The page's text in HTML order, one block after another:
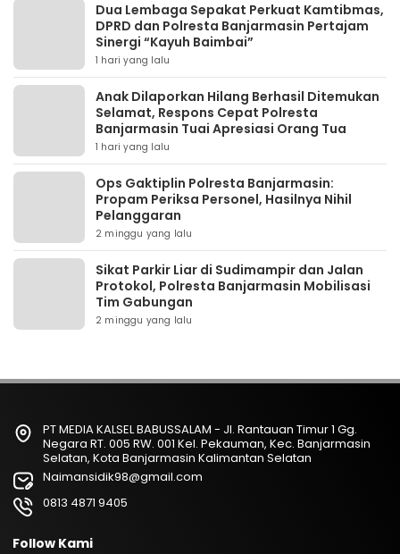
Dua Lembaga Sepakat Perkuat Kamtibmas,
DPRD dan Polresta Banjarmasin Pertajam
Sinergi “Kayuh Baimbai”
1 hari yang lalu
Anak Dilaporkan Hilang Berhasil Ditemukan
Selamat, Respons Cepat Polresta
Banjarmasin Tuai Apresiasi Orang Tua
1 hari yang lalu
Ops Gaktiplin Polresta Banjarmasin:
Propam Periksa Personel, Hasilnya Nihil
Pelanggaran
2 minggu yang lalu
Sikat Parkir Liar di Sudimampir dan Jalan
Protokol, Polresta Banjarmasin Mobilisasi
Tim Gabungan
2 minggu yang lalu
PT MEDIA KALSEL BABUSSALAM - Jl. Rantauan Timur 1 Gg.
Negara RT. 005 RW. 001 Kel. Pekauman, Kec. Banjarmasin
Selatan, Kota Banjarmasin Kalimantan Selatan
Naimansidik98@gmail.com
0813 4871 9405
Follow Kami